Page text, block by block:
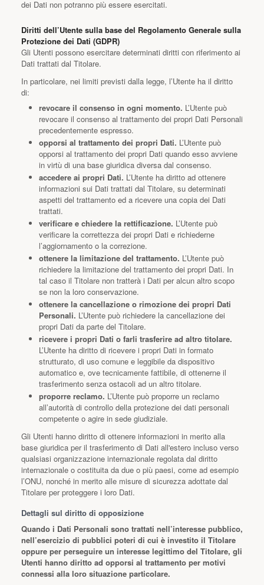
dei Dati non potranno più essere esercitati.
Diritti dell’Utente sulla base del Regolamento Generale sulla
Protezione dei Dati (GDPR)
Gli Utenti possono esercitare determinati diritti con riferimento ai
Dati trattati dal Titolare.
In particolare, nei limiti previsti dalla legge, l’Utente ha il diritto
di:
revocare il consenso in ogni momento. L’Utente può
revocare il consenso al trattamento dei propri Dati Personali
precedentemente espresso.
opporsi al trattamento dei propri Dati. L’Utente può
opporsi al trattamento dei propri Dati quando esso avviene
in virtù di una base giuridica diversa dal consenso.
accedere ai propri Dati. L’Utente ha diritto ad ottenere
informazioni sui Dati trattati dal Titolare, su determinati
aspetti del trattamento ed a ricevere una copia dei Dati
trattati.
verificare e chiedere la rettificazione. L’Utente può
verificare la correttezza dei propri Dati e richiederne
l’aggiornamento o la correzione.
ottenere la limitazione del trattamento. L’Utente può
richiedere la limitazione del trattamento dei propri Dati. In
tal caso il Titolare non tratterà i Dati per alcun altro scopo
se non la loro conservazione.
ottenere la cancellazione o rimozione dei propri Dati
Personali. L’Utente può richiedere la cancellazione dei
propri Dati da parte del Titolare.
ricevere i propri Dati o farli trasferire ad altro titolare.
L’Utente ha diritto di ricevere i propri Dati in formato
strutturato, di uso comune e leggibile da dispositivo
automatico e, ove tecnicamente fattibile, di ottenerne il
trasferimento senza ostacoli ad un altro titolare.
proporre reclamo. L’Utente può proporre un reclamo
all’autorità di controllo della protezione dei dati personali
competente o agire in sede giudiziale.
Gli Utenti hanno diritto di ottenere informazioni in merito alla
base giuridica per il trasferimento di Dati all'estero incluso verso
qualsiasi organizzazione internazionale regolata dal diritto
internazionale o costituita da due o più paesi, come ad esempio
l’ONU, nonché in merito alle misure di sicurezza adottate dal
Titolare per proteggere i loro Dati.
Dettagli sul diritto di opposizione
Quando i Dati Personali sono trattati nell’interesse pubblico,
nell’esercizio di pubblici poteri di cui è investito il Titolare
oppure per perseguire un interesse legittimo del Titolare, gli
Utenti hanno diritto ad opporsi al trattamento per motivi
connessi alla loro situazione particolare.